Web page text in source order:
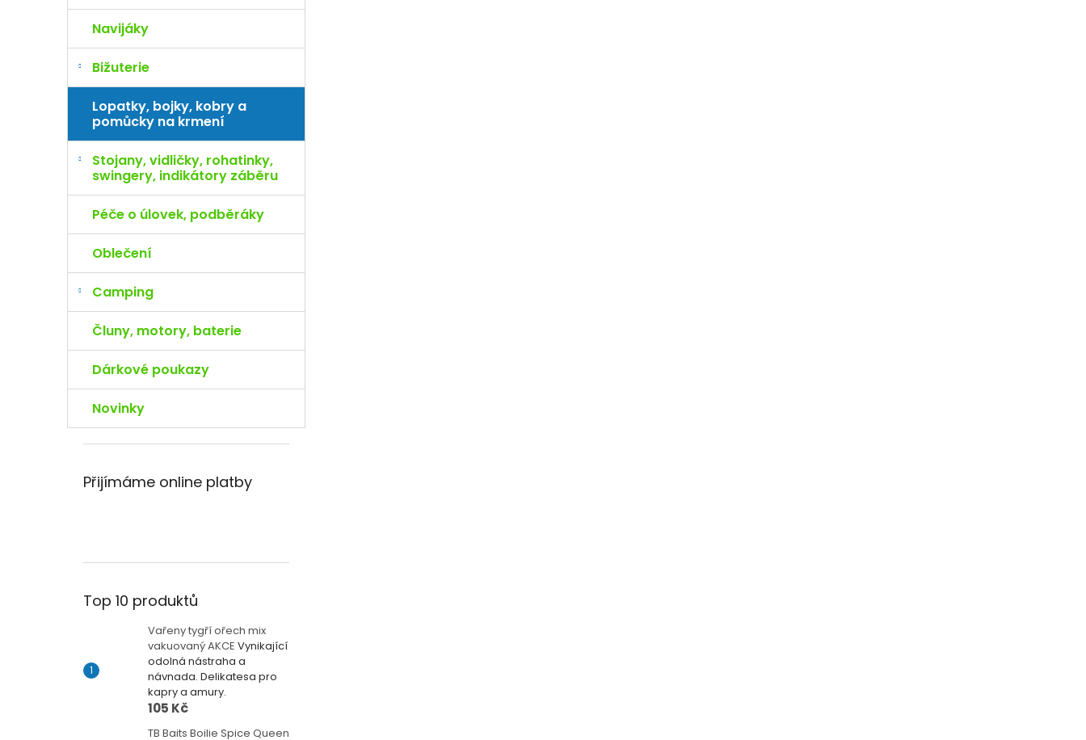
Navijáky
Bižuterie
Lopatky, bojky, kobry a
pomůcky na krmení
Stojany, vidličky, rohatinky,
swingery, indikátory záběru
Péče o úlovek, podběráky
Oblečení
Camping
Čluny, motory, baterie
Dárkové poukazy
Novinky
Přijímáme online platby
Top 10 produktů
Vařeny tygří ořech mix
vakuovaný AKCE Vynikající
odolná nástraha a
návnada. Delikatesa pro
kapry a amury.
105 Kč
TB Baits Boilie Spice Queen